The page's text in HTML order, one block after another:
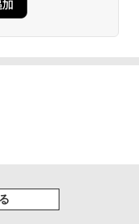
カー内蔵 HDR/Free
イ・オー・データ DI
レームレス]
】タッチペンで音が
Fi 最大36時間再生 ぶ
ス ENCノイズキャン
グ Type-C充電 マイク
500ミリリットル (Sm